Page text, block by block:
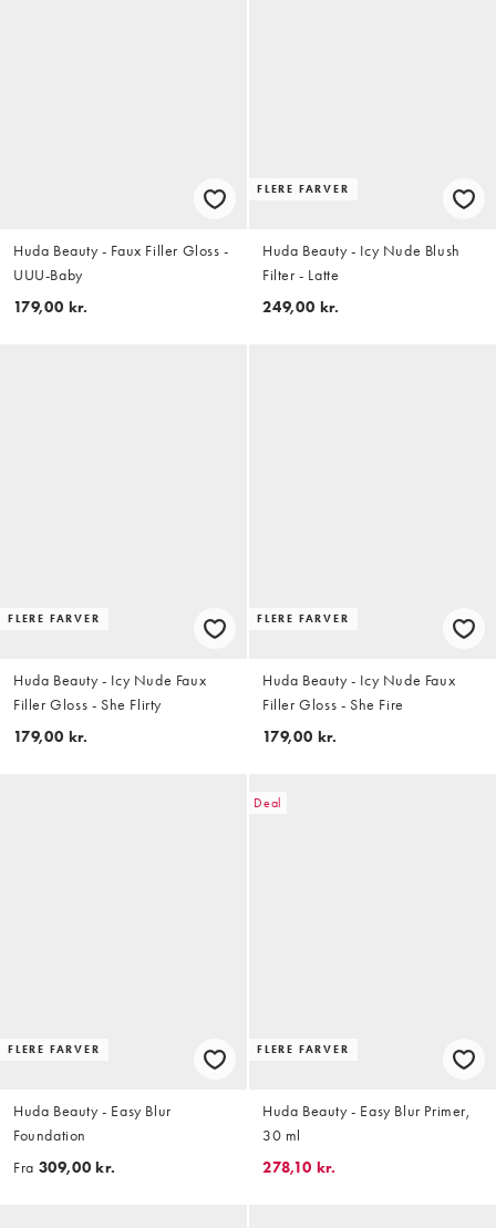
Huda Beauty - Faux Filler Gloss -
UUU-Baby
179,00 kr.
FLERE FARVER
Huda Beauty - Icy Nude Blush
Filter - Latte
249,00 kr.
FLERE FARVER
Huda Beauty - Icy Nude Faux
Filler Gloss - She Flirty
179,00 kr.
FLERE FARVER
Huda Beauty - Icy Nude Faux
Filler Gloss - She Fire
179,00 kr.
FLERE FARVER
Huda Beauty - Easy Blur
Foundation
Fra 309,00 kr.
Deal
FLERE FARVER
Huda Beauty - Easy Blur Primer,
30 ml
278,10 kr.